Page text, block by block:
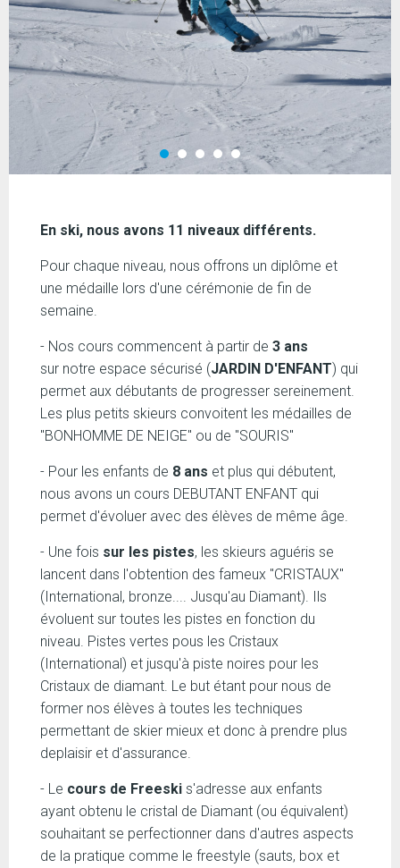
En ski, nous avons 11 niveaux différents.
Pour chaque niveau, nous offrons un diplôme et
une médaille lors d'une cérémonie de fin de
semaine.
- Nos cours commencent à partir de 3 ans
sur notre espace sécurisé (JARDIN D'ENFANT) qui
permet aux débutants de progresser sereinement.
Les plus petits skieurs convoitent les médailles de
"BONHOMME DE NEIGE" ou de "SOURIS"
- Pour les enfants de 8 ans et plus qui débutent,
nous avons un cours DEBUTANT ENFANT qui
permet d'évoluer avec des élèves de même âge.
- Une fois sur les pistes, les skieurs aguéris se
lancent dans l'obtention des fameux "CRISTAUX"
(International, bronze.... Jusqu'au Diamant). Ils
évoluent sur toutes les pistes en fonction du
niveau. Pistes vertes pous les Cristaux
(International) et jusqu'à piste noires pour les
Cristaux de diamant. Le but étant pour nous de
former nos élèves à toutes les techniques
permettant de skier mieux et donc à prendre plus
deplaisir et d'assurance.
- Le cours de Freeski s'adresse aux enfants
ayant obtenu le cristal de Diamant (ou équivalent)
souhaitant se perfectionner dans d'autres aspects
de la pratique comme le freestyle (sauts, box et